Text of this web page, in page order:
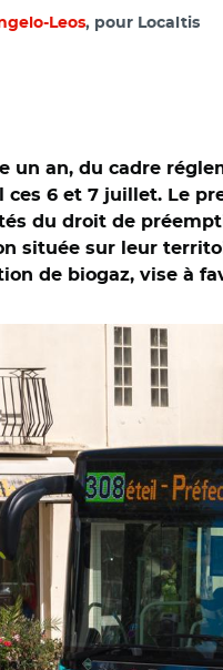
Leos, pour Localtis
an, du cadre
6 et 7 juillet. Le
du droit de
située sur leur
de biogaz, vise à